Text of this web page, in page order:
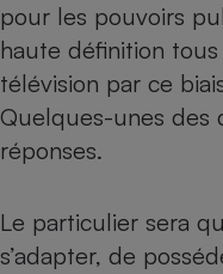
pour les pouvoirs
haute définition
télévision par ce
Quelques-unes des
réponses.
Le particulier sera
s’adapter, de